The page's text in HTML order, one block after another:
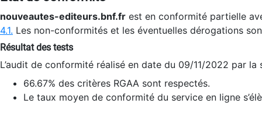
nouveautes-editeurs.bnf.fr est en conformité partielle
4.1. Les non-conformités et les éventuelles dérogations
Résultat des tests
L’audit de conformité réalisé en date du 09/11/2022 par
66.67% des critères RGAA sont respectés.
Le taux moyen de conformité du service en ligne